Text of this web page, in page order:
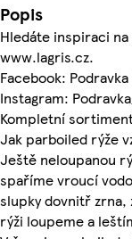
Popis
Hledáte inspiraci
www.lagris.cz.
Facebook:
Instagram:
Kompletní
Jak parboiled rýže
Ještě neloupanou
spaříme vroucí
slupky dovnitř
rýži loupeme a